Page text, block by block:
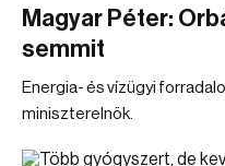
Magyar Péter:
semmit
Energia- és vízügyi
miniszterelnök.